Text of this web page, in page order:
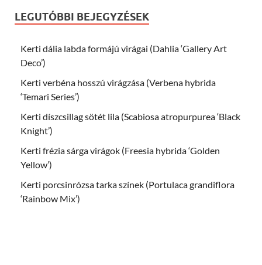
LEGUTÓBBI BEJEGYZÉSEK
Kerti dália labda formájú virágai (Dahlia ‘Gallery Art
Deco’)
Kerti verbéna hosszú virágzása (Verbena hybrida
‘Temari Series’)
Kerti díszcsillag sötét lila (Scabiosa atropurpurea ‘Black
Knight’)
Kerti frézia sárga virágok (Freesia hybrida ‘Golden
Yellow’)
Kerti porcsinrózsa tarka színek (Portulaca grandiflora
‘Rainbow Mix’)